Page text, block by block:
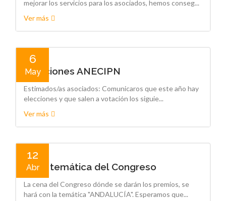
mejorar los servicios para los asociados, hemos conseg...
Ver más
6
May
Elecciones ANECIPN
Estimados/as asociados: Comunicaros que este año hay
elecciones y que salen a votación los siguie...
Ver más
12
Abr
Cena temática del Congreso
La cena del Congreso dónde se darán los premios, se
hará con la temática "ANDALUCÍA". Esperamos que...